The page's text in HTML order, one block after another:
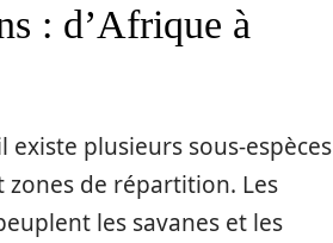
: d’Afrique à
plusieurs sous-espèces
zones de répartition. Les
les savanes et les